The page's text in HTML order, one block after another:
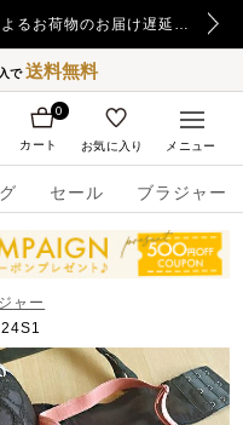
【重要】令和8年熊本地震の影響によるお荷物のお届け遅延について
で送料無料
セール ブラジャー
カート
0
お気に入り メニュー
ャー